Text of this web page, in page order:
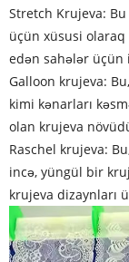
Stretch Krujeva:
üçün xüsusi olaraq
edən sahələr
Galloon krujeva:
kimi kənarları
olan krujeva
Raschel krujeva:
incə, yüngül bir
krujeva dizaynları